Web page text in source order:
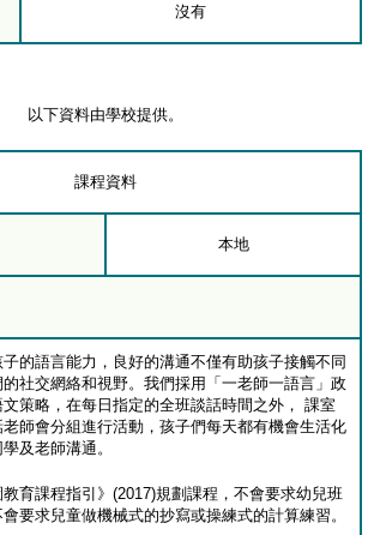
沒有
以下資料由學校提供。
課程資料
本地
的語言能力，良好的溝通不僅有助孩子接觸不同
社交網絡和視野。我們採用「一老師一語言」政
策略，在每日指定的全班談話時間之外， 課室
師會分組進行活動，孩子們每天都有機會生活化
及老師溝通。
育課程指引》(2017)規劃課程，不會要求幼兒班
要求兒童做機械式的抄寫或操練式的計算練習。